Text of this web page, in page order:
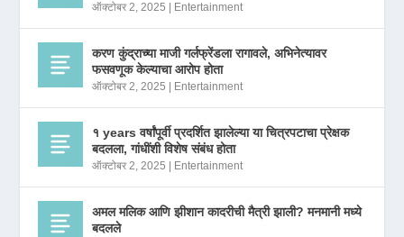
ऑक्टोबर 2, 2025 Entertainment
करण कुंद्राच्या माजी गर्लफ्रेंडला रागावले, अभिनेत्यावर
फसवणूक केल्याचा आरोप होता
ऑक्टोबर 2, 2025 Entertainment
१ years वर्षांपूर्वी प्रदर्शित झालेल्या या चित्रपटाचा प्रेक्षक
बदलला, गांधींशी विशेष संबंध होता
ऑक्टोबर 2, 2025 Entertainment
अमल मलिक आणि झीशान कादरीची मैत्री झाली? मनमानी मध्ये
बदलले